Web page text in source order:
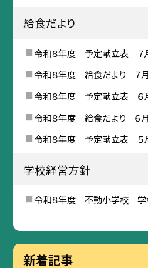
給食だより
令和８年度 予定献立表 ７
令和８年度 給食だより ７
令和８年度 予定献立表 ６
令和８年度 給食だより ６
令和８年度 予定献立表 ５
学校経営方針
令和８年度 不動小学校 学
新着記事